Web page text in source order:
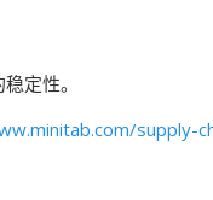
定性。
supply-